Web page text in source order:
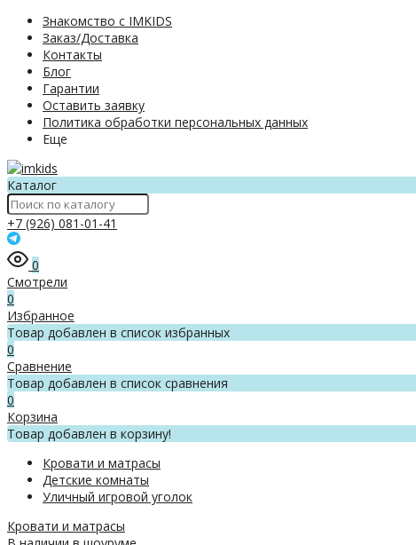
Знакомство с IMKIDS
Заказ/Доставка
Контакты
Блог
Гарантии
Оставить заявку
Политика обработки персональных данных
Еще
Каталог
+7 (926) 081-01-41
0
Смотрели
0
Избранное
Товар добавлен в список избранных
0
Сравнение
Товар добавлен в список сравнения
0
Корзина
Товар добавлен в корзину!
Кровати и матрасы
Детские комнаты
Уличный игровой уголок
Кровати и матрасы